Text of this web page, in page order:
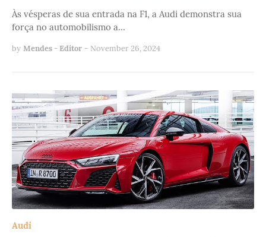
Às vésperas de sua entrada na F1, a Audi demonstra sua
força no automobilismo a…
by Mendes - Editor - November 26, 2024
Audi